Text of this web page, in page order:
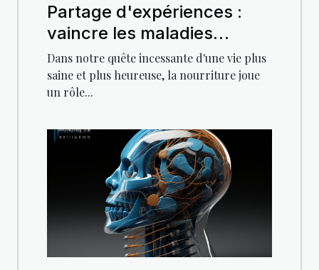
Partage d'expériences :
vaincre les maladies
chroniques par
l'alimentation
Dans notre quête incessante d'une vie plus
saine et plus heureuse, la nourriture joue
un rôle...